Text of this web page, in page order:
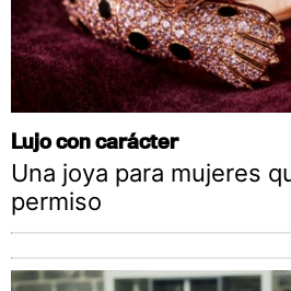
Lujo con carácter
Una joya para mujeres
permiso